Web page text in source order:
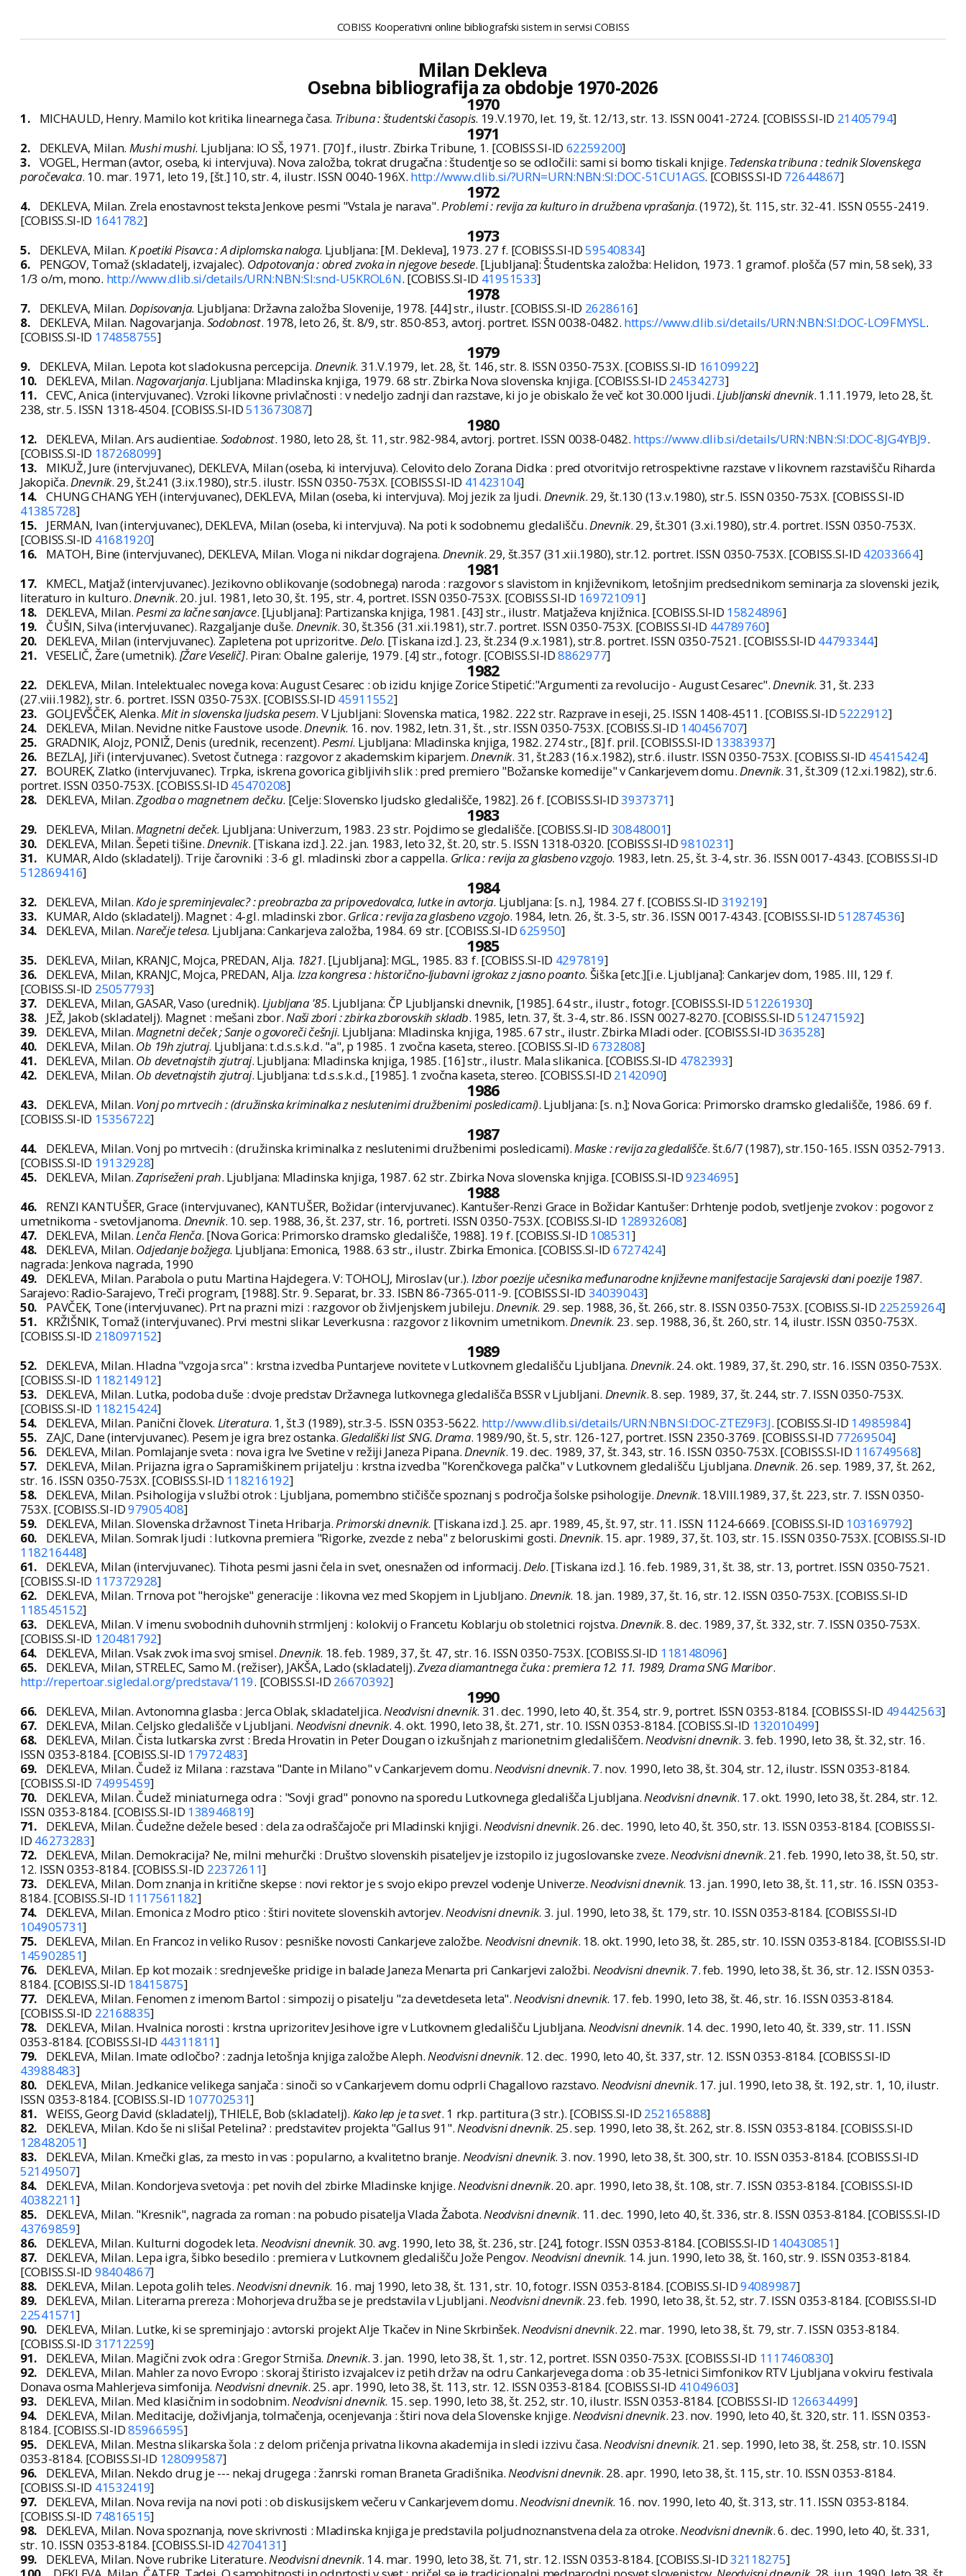
COBISS Kooperativni online bibliografski sistem in servisi COBISS
Milan Dekleva
Osebna bibliografija za obdobje 1970-2026
1970
1. MICHAULD, Henry. Mamilo kot kritika linearnega časa. Tribuna : študentski časopis. 19.V.1970, let. 19, št. 12/13, str. 13. ISSN 0041-2724. [COBISS.SI-ID 21405794]
1971
2. DEKLEVA, Milan. Mushi mushi. Ljubljana: IO SŠ, 1971. [70] f., ilustr. Zbirka Tribune, 1. [COBISS.SI-ID 62259200]
3. VOGEL, Herman (avtor, oseba, ki intervjuva). Nova založba, tokrat drugačna : študentje so se odločili: sami si bomo tiskali knjige. Tedenska tribuna : tednik Slovenskega
poročevalca. 10. mar. 1971, leto 19, [št.] 10, str. 4, ilustr. ISSN 0040-196X. http://www.dlib.si/?URN=URN:NBN:SI:DOC-51CU1AGS. [COBISS.SI-ID 72644867]
1972
4. DEKLEVA, Milan. Zrela enostavnost teksta Jenkove pesmi "Vstala je narava".Problemi : revija za kulturo in družbena vprašanja. (1972), št. 115, str. 32-41. ISSN 0555-2419.
[COBISS.SI-ID 1641782]
1973
5. DEKLEVA, Milan. K poetiki Pisavca : A diplomska naloga. Ljubljana: [M. Dekleva], 1973. 27 f. [COBISS.SI-ID59540834]
6.
PENGOV, Tomaž (skladatelj, izvajalec). Odpotovanja : obred zvoka in njegove besede. [Ljubljana]: Študentska založba: Helidon, 1973. 1 gramof. plošča (57 min, 58 sek), 33
1/3 o/m, mono. http://www.dlib.si/details/URN:NBN:SI:snd-U5KROL6N. [COBISS.SI-ID 41951533]
1978
7. DEKLEVA, Milan. Dopisovanja. Ljubljana: Državna založba Slovenije, 1978. [44] str., ilustr. [COBISS.SI-ID 2628616]
8.
DEKLEVA, Milan. Nagovarjanja. Sodobnost. 1978, leto 26, št. 8/9, str. 850-853, avtorj. portret. ISSN 0038-0482. https://www.dlib.si/details/URN:NBN:SI:DOC-LO9FMYSL.
[COBISS.SI-ID 174858755]
1979
9. DEKLEVA, Milan. Lepota kot sladokusna percepcija. Dnevnik. 31.V.1979, let. 28, št. 146, str. 8. ISSN 0350-753X. [COBISS.SI-ID 16109922]
10.
DEKLEVA, Milan.Nagovarjanja. Ljubljana: Mladinska knjiga, 1979. 68 str. Zbirka Nova slovenska knjiga. [COBISS.SI-ID 24534273]
11. CEVC, Anica (intervjuvanec). Vzroki likovne privlačnosti : v nedeljo zadnji dan razstave, ki jo je obiskalo že več kot 30.000 ljudi.Ljubljanski dnevnik. 1.11.1979, leto 28, št.
238, str. 5. ISSN 1318-4504. [COBISS.SI-ID513673087]
1980
12. DEKLEVA, Milan. Ars audientiae. Sodobnost. 1980, leto 28, št. 11, str. 982-984, avtorj. portret. ISSN 0038-0482. https://www.dlib.si/details/URN:NBN:SI:DOC-8JG4YBJ9.
[COBISS.SI-ID 187268099]
13.
MIKUŽ, Jure (intervjuvanec), DEKLEVA, Milan (oseba, ki intervjuva). Celovito delo Zorana Didka : pred otvoritvijo retrospektivne razstave v likovnem razstavišču Riharda
Jakopiča.Dnevnik. 29, št.241 (3.ix.1980), str.5. ilustr. ISSN 0350-753X. [COBISS.SI-ID 41423104]
14. CHUNG CHANG YEH (intervjuvanec), DEKLEVA, Milan (oseba, ki intervjuva). Moj jezik za ljudi. Dnevnik. 29, št.130 (13.v.1980), str.5. ISSN 0350-753X. [COBISS.SI-ID
41385728]
15.
JERMAN, Ivan (intervjuvanec), DEKLEVA, Milan (oseba, ki intervjuva). Na poti k sodobnemu gledališču.Dnevnik. 29, št.301 (3.xi.1980), str.4. portret. ISSN 0350-753X.
[COBISS.SI-ID 41681920]
16.
MATOH, Bine (intervjuvanec), DEKLEVA, Milan. Vloga ni nikdar dograjena. Dnevnik. 29, št.357 (31.xii.1980), str.12. portret. ISSN 0350-753X. [COBISS.SI-ID 42033664]
1981
17.
KMECL, Matjaž (intervjuvanec). Jezikovno oblikovanje (sodobnega) naroda : razgovor s slavistom in književnikom, letošnjim predsednikom seminarja za slovenski jezik,
literaturo in kulturo.Dnevnik. 20. jul. 1981, leto 30, št. 195, str. 4, portret. ISSN 0350-753X. [COBISS.SI-ID 169721091]
18.
DEKLEVA, Milan.Pesmi za lačne sanjavce. [Ljubljana]: Partizanska knjiga, 1981. [43] str., ilustr. Matjaževa knjižnica. [COBISS.SI-ID 15824896]
19.
ČUŠIN, Silva (intervjuvanec). Razgaljanje duše. Dnevnik. 30, št.356 (31.xii.1981), str.7. portret. ISSN 0350-753X. [COBISS.SI-ID 44789760]
20.
DEKLEVA, Milan (intervjuvanec). Zapletena pot uprizoritve. Delo. [Tiskana izd.]. 23, št.234 (9.x.1981), str.8. portret. ISSN 0350-7521. [COBISS.SI-ID 44793344]
21. VESELIČ, Žare (umetnik). [Žare Veselič]. Piran: Obalne galerije, 1979. [4] str., fotogr. [COBISS.SI-ID8862977]
1982
22. DEKLEVA, Milan. Intelektualec novega kova: August Cesarec : ob izidu knjige Zorice Stipetić:"Argumenti za revolucijo - August Cesarec".Dnevnik. 31, št. 233
(27.viii.1982), str. 6. portret. ISSN 0350-753X. [COBISS.SI-ID 45911552]
23. GOLJEVŠČEK, Alenka.Mit in slovenska ljudska pesem. V Ljubljani: Slovenska matica, 1982. 222 str. Razprave in eseji, 25. ISSN 1408-4511. [COBISS.SI-ID5222912]
24.
DEKLEVA, Milan. Nevidne nitke Faustove usode.Dnevnik. 16. nov. 1982, letn. 31, št. , str. ISSN 0350-753X. [COBISS.SI-ID 140456707]
25. GRADNIK, Alojz, PONIŽ, Denis (urednik, recenzent).Pesmi. Ljubljana: Mladinska knjiga, 1982. 274 str., [8] f. pril. [COBISS.SI-ID 13383937]
26.
BEZLAJ, Jiři (intervjuvanec). Svetost čutnega : razgovor z akademskim kiparjem.Dnevnik. 31, št.283 (16.x.1982), str.6. ilustr. ISSN 0350-753X. [COBISS.SI-ID 45415424]
27.
BOUREK, Zlatko (intervjuvanec). Trpka, iskrena govorica gibljivih slik : pred premiero "Božanske komedije" v Cankarjevem domu.Dnevnik. 31, št.309 (12.xi.1982), str.6.
portret. ISSN 0350-753X. [COBISS.SI-ID 45470208]
28.
DEKLEVA, Milan.Zgodba o magnetnem dečku. [Celje: Slovensko ljudsko gledališče, 1982]. 26 f. [COBISS.SI-ID3937371]
1983
29. DEKLEVA, Milan.Magnetni deček. Ljubljana: Univerzum, 1983. 23 str. Pojdimo se gledališče. [COBISS.SI-ID 30848001]
30.
DEKLEVA, Milan. Šepeti tišine.Dnevnik. [Tiskana izd.]. 22. jan. 1983, leto 32, št. 20, str. 5. ISSN 1318-0320. [COBISS.SI-ID9810231]
31.
KUMAR, Aldo (skladatelj). Trije čarovniki : 3-6 gl. mladinski zbor a cappella. Grlica : revija za glasbeno vzgojo. 1983, letn. 25, št. 3-4, str. 36. ISSN 0017-4343. [COBISS.SI-ID
512869416]
1984
32. DEKLEVA, Milan.Kdo je spreminjevalec? : preobrazba za pripovedovalca, lutke in avtorja. Ljubljana: [s. n.], 1984. 27 f. [COBISS.SI-ID 319219]
33.
KUMAR, Aldo (skladatelj). Magnet : 4-gl. mladinski zbor. Grlica : revija za glasbeno vzgojo. 1984, letn. 26, št. 3-5, str. 36. ISSN 0017-4343. [COBISS.SI-ID512874536]
34.
DEKLEVA, Milan.Narečje telesa. Ljubljana: Cankarjeva založba, 1984. 69 str. [COBISS.SI-ID625950]
1985
35. DEKLEVA, Milan, KRANJC, Mojca, PREDAN, Alja. 1821. [Ljubljana]: MGL, 1985. 83 f. [COBISS.SI-ID 4297819]
36.
DEKLEVA, Milan, KRANJC, Mojca, PREDAN, Alja. Izza kongresa : historično-ljubavni igrokaz z jasno poanto. Šiška [etc.][i.e. Ljubljana]: Cankarjev dom, 1985. III, 129 f.
[COBISS.SI-ID 25057793]
37.
DEKLEVA, Milan, GASAR, Vaso (urednik). Ljubljana '85. Ljubljana: ČP Ljubljanski dnevnik, [1985]. 64 str., ilustr., fotogr. [COBISS.SI-ID512261930]
38.
JEŽ, Jakob (skladatelj). Magnet : mešani zbor.Naši zbori : zbirka zborovskih skladb. 1985, letn. 37, št. 3-4, str. 86. ISSN 0027-8270. [COBISS.SI-ID512471592]
39.
DEKLEVA, Milan.Magnetni deček ; Sanje o govoreči češnji. Ljubljana: Mladinska knjiga, 1985. 67 str., ilustr. Zbirka Mladi oder. [COBISS.SI-ID363528]
40.
DEKLEVA, Milan. Ob 19h zjutraj. Ljubljana: t.d.s.s.k.d. "a", p 1985. 1 zvočna kaseta, stereo. [COBISS.SI-ID 6732808]
41.
DEKLEVA, Milan. Ob devetnajstih zjutraj. Ljubljana: Mladinska knjiga, 1985. [16] str., ilustr. Mala slikanica. [COBISS.SI-ID 4782393]
42.
DEKLEVA, Milan. Ob devetnajstih zjutraj. Ljubljana: t.d.s.s.k.d., [1985]. 1 zvočna kaseta, stereo. [COBISS.SI-ID 2142090]
1986
43. DEKLEVA, Milan. Vonj po mrtvecih : (družinska kriminalka z neslutenimi družbenimi posledicami). Ljubljana: [s. n.]; Nova Gorica: Primorsko dramsko gledališče, 1986. 69 f.
[COBISS.SI-ID 15356722]
1987
44. DEKLEVA, Milan. Vonj po mrtvecih : (družinska kriminalka z neslutenimi družbenimi posledicami).Maske : revija za gledališče. št.6/7 (1987), str.150-165. ISSN 0352-7913.
[COBISS.SI-ID 19132928]
45.
DEKLEVA, Milan.Zapriseženi prah. Ljubljana: Mladinska knjiga, 1987. 62 str. Zbirka Nova slovenska knjiga. [COBISS.SI-ID9234695]
1988
46.
RENZI KANTUŠER, Grace (intervjuvanec), KANTUŠER, Božidar (intervjuvanec). Kantušer-Renzi Grace in Božidar Kantušer: Drhtenje podob, svetljenje zvokov : pogovor z
umetnikoma - svetovljanoma. Dnevnik. 10. sep. 1988, 36, št. 237, str. 16, portreti. ISSN 0350-753X. [COBISS.SI-ID 128932608]
47.
DEKLEVA, Milan.Lenča Flenča. [Nova Gorica: Primorsko dramsko gledališče, 1988]. 19 f. [COBISS.SI-ID 108531]
48.
DEKLEVA, Milan. Odjedanje božjega. Ljubljana: Emonica, 1988. 63 str., ilustr. Zbirka Emonica. [COBISS.SI-ID 6727424]
nagrada: Jenkova nagrada, 1990
49.
DEKLEVA, Milan. Parabola o putu Martina Hajdegera. V: TOHOLJ, Miroslav (ur.). Izbor poezije učesnika međunarodne književne manifestacije Sarajevski dani poezije 1987.
Sarajevo: Radio-Sarajevo, Treči program, [1988]. Str. 9. Separat, br. 33. ISBN 86-7365-011-9. [COBISS.SI-ID 34039043]
50.
PAVČEK, Tone (intervjuvanec). Prt na prazni mizi : razgovor ob življenjskem jubileju.Dnevnik. 29. sep. 1988, 36, št. 266, str. 8. ISSN 0350-753X. [COBISS.SI-ID 225259264]
51.
KRŽIŠNIK, Tomaž (intervjuvanec). Prvi mestni slikar Leverkusna : razgovor z likovnim umetnikom.Dnevnik. 23. sep. 1988, 36, št. 260, str. 14, ilustr. ISSN 0350-753X.
[COBISS.SI-ID 218097152]
1989
52. DEKLEVA, Milan. Hladna "vzgoja srca" : krstna izvedba Puntarjeve novitete v Lutkovnem gledališču Ljubljana. Dnevnik. 24. okt. 1989, 37, št. 290, str. 16. ISSN 0350-753X.
[COBISS.SI-ID 118214912]
53.
DEKLEVA, Milan. Lutka, podoba duše : dvoje predstav Državnega lutkovnega gledališča BSSR v Ljubljani. Dnevnik. 8. sep. 1989, 37, št. 244, str. 7. ISSN 0350-753X.
[COBISS.SI-ID 118215424]
54.
DEKLEVA, Milan. Panični človek. Literatura. 1, št.3 (1989), str.3-5. ISSN 0353-5622. http://www.dlib.si/details/URN:NBN:SI:DOC-ZTEZ9F3J. [COBISS.SI-ID 14985984]
55.
ZAJC, Dane (intervjuvanec). Pesem je igra brez ostanka. Gledališki list SNG. Drama. 1989/90, št. 5, str. 126-127, portret. ISSN 2350-3769. [COBISS.SI-ID 77269504]
56.
DEKLEVA, Milan. Pomlajanje sveta : nova igra Ive Svetine v režiji Janeza Pipana.Dnevnik. 19. dec. 1989, 37, št. 343, str. 16. ISSN 0350-753X. [COBISS.SI-ID 116749568]
57.
DEKLEVA, Milan. Prijazna igra o Sapramiškinem prijatelju : krstna izvedba "Korenčkovega palčka" v Lutkovnem gledališču Ljubljana.Dnevnik. 26. sep. 1989, 37, št. 262,
str. 16. ISSN 0350-753X. [COBISS.SI-ID 118216192]
58.
DEKLEVA, Milan. Psihologija v službi otrok : Ljubljana, pomembno stičišče spoznanj s področja šolske psihologije.Dnevnik. 18.VIII.1989, 37, št. 223, str. 7. ISSN 0350-
753X. [COBISS.SI-ID97905408]
59.
DEKLEVA, Milan. Slovenska državnost Tineta Hribarja.Primorski dnevnik. [Tiskana izd.]. 25. apr. 1989, 45, št. 97, str. 11. ISSN 1124-6669. [COBISS.SI-ID 103169792]
60.
DEKLEVA, Milan. Somrak ljudi : lutkovna premiera "Rigorke, zvezde z neba" z beloruskimi gosti. Dnevnik. 15. apr. 1989, 37, št. 103, str. 15. ISSN 0350-753X. [COBISS.SI-ID
118216448]
61.
DEKLEVA, Milan (intervjuvanec). Tihota pesmi jasni čela in svet, onesnažen od informacij.Delo. [Tiskana izd.]. 16. feb. 1989, 31, št. 38, str. 13, portret. ISSN 0350-7521.
[COBISS.SI-ID 117372928]
62.
DEKLEVA, Milan. Trnova pot "herojske" generacije : likovna vez med Skopjem in Ljubljano. Dnevnik. 18. jan. 1989, 37, št. 16, str. 12. ISSN 0350-753X. [COBISS.SI-ID
118545152]
63.
DEKLEVA, Milan. V imenu svobodnih duhovnih strmljenj : kolokvij o Francetu Koblarju ob stoletnici rojstva.Dnevnik. 8. dec. 1989, 37, št. 332, str. 7. ISSN 0350-753X.
[COBISS.SI-ID 120481792]
64.
DEKLEVA, Milan. Vsak zvok ima svoj smisel.Dnevnik. 18. feb. 1989, 37, št. 47, str. 16. ISSN 0350-753X. [COBISS.SI-ID 118148096]
65.
DEKLEVA, Milan, STRELEC, Samo M. (režiser), JAKŠA, Lado (skladatelj).Zveza diamantnega čuka : premiera 12. 11. 1989, Drama SNG Maribor.
http://repertoar.sigledal.org/predstava/119. [COBISS.SI-ID 26670392]
1990
66. DEKLEVA, Milan. Avtonomna glasba : Jerca Oblak, skladateljica.Neodvisni dnevnik. 31. dec. 1990, leto 40, št. 354, str. 9, portret. ISSN 0353-8184. [COBISS.SI-ID 49442563]
67.
DEKLEVA, Milan. Celjsko gledališče v Ljubljani. Neodvisni dnevnik. 4. okt. 1990, leto 38, št. 271, str. 10. ISSN 0353-8184. [COBISS.SI-ID 132010499]
68.
DEKLEVA, Milan. Čista lutkarska zvrst : Breda Hrovatin in Peter Dougan o izkušnjah z marionetnim gledališčem.Neodvisni dnevnik. 3. feb. 1990, leto 38, št. 32, str. 16.
ISSN 0353-8184. [COBISS.SI-ID 17972483]
69.
DEKLEVA, Milan. Čudež iz Milana : razstava "Dante in Milano" v Cankarjevem domu.Neodvisni dnevnik. 7. nov. 1990, leto 38, št. 304, str. 12, ilustr. ISSN 0353-8184.
[COBISS.SI-ID 74995459]
70.
DEKLEVA, Milan. Čudež miniaturnega odra : "Sovji grad" ponovno na sporedu Lutkovnega gledališča Ljubljana.Neodvisni dnevnik. 17. okt. 1990, leto 38, št. 284, str. 12.
ISSN 0353-8184. [COBISS.SI-ID 138946819]
71.
DEKLEVA, Milan. Čudežne dežele besed : dela za odraščajoče pri Mladinski knjigi.Neodvisni dnevnik. 26. dec. 1990, leto 40, št. 350, str. 13. ISSN 0353-8184. [COBISS.SI-
ID 46273283]
72.
DEKLEVA, Milan. Demokracija? Ne, milni mehurčki : Društvo slovenskih pisateljev je izstopilo iz jugoslovanske zveze.Neodvisni dnevnik. 21. feb. 1990, leto 38, št. 50, str.
12. ISSN 0353-8184. [COBISS.SI-ID 22372611]
73.
DEKLEVA, Milan. Dom znanja in kritične skepse : novi rektor je s svojo ekipo prevzel vodenje Univerze.Neodvisni dnevnik. 13. jan. 1990, leto 38, št. 11, str. 16. ISSN 0353-
8184. [COBISS.SI-ID 1117561182]
74.
DEKLEVA, Milan. Emonica z Modro ptico : štiri novitete slovenskih avtorjev.Neodvisni dnevnik. 3. jul. 1990, leto 38, št. 179, str. 10. ISSN 0353-8184. [COBISS.SI-ID
104905731]
75.
DEKLEVA, Milan. En Francoz in veliko Rusov : pesniške novosti Cankarjeve založbe. Neodvisni dnevnik. 18. okt. 1990, leto 38, št. 285, str. 10. ISSN 0353-8184. [COBISS.SI-ID
145902851]
76.
DEKLEVA, Milan. Ep kot mozaik : srednjeveške pridige in balade Janeza Menarta pri Cankarjevi založbi. Neodvisni dnevnik. 7. feb. 1990, leto 38, št. 36, str. 12. ISSN 0353-
8184. [COBISS.SI-ID 18415875]
77.
DEKLEVA, Milan. Fenomen z imenom Bartol : simpozij o pisatelju "za devetdeseta leta".Neodvisni dnevnik. 17. feb. 1990, leto 38, št. 46, str. 16. ISSN 0353-8184.
[COBISS.SI-ID 22168835]
78.
DEKLEVA, Milan. Hvalnica norosti : krstna uprizoritev Jesihove igre v Lutkovnem gledališču Ljubljana. Neodvisni dnevnik. 14. dec. 1990, leto 40, št. 339, str. 11. ISSN
0353-8184. [COBISS.SI-ID 44311811]
79.
DEKLEVA, Milan. Imate odločbo? : zadnja letošnja knjiga založbe Aleph.Neodvisni dnevnik. 12. dec. 1990, leto 40, št. 337, str. 12. ISSN 0353-8184. [COBISS.SI-ID
43988483]
80.
DEKLEVA, Milan. Jedkanice velikega sanjača : sinoči so v Cankarjevem domu odprli Chagallovo razstavo. Neodvisni dnevnik. 17. jul. 1990, leto 38, št. 192, str. 1, 10, ilustr.
ISSN 0353-8184. [COBISS.SI-ID 107702531]
81. WEISS, Georg David (skladatelj), THIELE, Bob (skladatelj). Kako lep je ta svet. 1 rkp. partitura (3 str.). [COBISS.SI-ID 252165888]
82.
DEKLEVA, Milan. Kdo še ni slišal Petelina? : predstavitev projekta "Gallus 91".Neodvisni dnevnik. 25. sep. 1990, leto 38, št. 262, str. 8. ISSN 0353-8184. [COBISS.SI-ID
128482051]
83.
DEKLEVA, Milan. Kmečki glas, za mesto in vas : popularno, a kvalitetno branje. Neodvisni dnevnik. 3. nov. 1990, leto 38, št. 300, str. 10. ISSN 0353-8184. [COBISS.SI-ID
52149507]
84.
DEKLEVA, Milan. Kondorjeva svetovja : pet novih del zbirke Mladinske knjige.Neodvisni dnevnik. 20. apr. 1990, leto 38, št. 108, str. 7. ISSN 0353-8184. [COBISS.SI-ID
40382211]
85.
DEKLEVA, Milan. "Kresnik", nagrada za roman : na pobudo pisatelja Vlada Žabota.Neodvisni dnevnik. 11. dec. 1990, leto 40, št. 336, str. 8. ISSN 0353-8184. [COBISS.SI-ID
43769859]
86.
DEKLEVA, Milan. Kulturni dogodek leta. Neodvisni dnevnik. 30. avg. 1990, leto 38, št. 236, str. [24], fotogr. ISSN 0353-8184. [COBISS.SI-ID 140430851]
87.
DEKLEVA, Milan. Lepa igra, šibko besedilo : premiera v Lutkovnem gledališču Jože Pengov. Neodvisni dnevnik. 14. jun. 1990, leto 38, št. 160, str. 9. ISSN 0353-8184.
[COBISS.SI-ID 98404867]
88.
DEKLEVA, Milan. Lepota golih teles.Neodvisni dnevnik. 16. maj 1990, leto 38, št. 131, str. 10, fotogr. ISSN 0353-8184. [COBISS.SI-ID94089987]
89.
DEKLEVA, Milan. Literarna prereza : Mohorjeva družba se je predstavila v Ljubljani.Neodvisni dnevnik. 23. feb. 1990, leto 38, št. 52, str. 7. ISSN 0353-8184. [COBISS.SI-ID
22541571]
90.
DEKLEVA, Milan. Lutke, ki se spreminjajo : avtorski projekt Alje Tkačev in Nine Skrbinšek.Neodvisni dnevnik. 22. mar. 1990, leto 38, št. 79, str. 7. ISSN 0353-8184.
[COBISS.SI-ID 31712259]
91.
DEKLEVA, Milan. Magični zvok odra : Gregor Strniša. Dnevnik. 3. jan. 1990, leto 38, št. 1, str. 12, portret. ISSN 0350-753X. [COBISS.SI-ID 1117460830]
92.
DEKLEVA, Milan. Mahler za novo Evropo : skoraj štiristo izvajalcev iz petih držav na odru Cankarjevega doma : ob 35-letnici Simfonikov RTV Ljubljana v okviru festivala
Donava osma Mahlerjeva simfonija. Neodvisni dnevnik. 25. apr. 1990, leto 38, št. 113, str. 12. ISSN 0353-8184. [COBISS.SI-ID 41049603]
93.
DEKLEVA, Milan. Med klasičnim in sodobnim.Neodvisni dnevnik. 15. sep. 1990, leto 38, št. 252, str. 10, ilustr. ISSN 0353-8184. [COBISS.SI-ID 126634499]
94.
DEKLEVA, Milan. Meditacije, doživljanja, tolmačenja, ocenjevanja : štiri nova dela Slovenske knjige.Neodvisni dnevnik. 23. nov. 1990, leto 40, št. 320, str. 11. ISSN 0353-
8184. [COBISS.SI-ID85966595]
95.
DEKLEVA, Milan. Mestna slikarska šola : z delom pričenja privatna likovna akademija in sledi izzivu časa.Neodvisni dnevnik. 21. sep. 1990, leto 38, št. 258, str. 10. ISSN
0353-8184. [COBISS.SI-ID 128099587]
96.
DEKLEVA, Milan. Nekdo drug je --- nekaj drugega : žanrski roman Braneta Gradišnika.Neodvisni dnevnik. 28. apr. 1990, leto 38, št. 115, str. 10. ISSN 0353-8184.
[COBISS.SI-ID 41532419]
97.
DEKLEVA, Milan. Nova revija na novi poti : ob diskusijskem večeru v Cankarjevem domu.Neodvisni dnevnik. 16. nov. 1990, leto 40, št. 313, str. 11. ISSN 0353-8184.
[COBISS.SI-ID 74816515]
98.
DEKLEVA, Milan. Nova spoznanja, nove skrivnosti : Mladinska knjiga je predstavila poljudnoznanstvena dela za otroke.Neodvisni dnevnik. 6. dec. 1990, leto 40, št. 331,
str. 10. ISSN 0353-8184. [COBISS.SI-ID 42704131]
99.
DEKLEVA, Milan. Nove rubrike Literature.Neodvisni dnevnik. 14. mar. 1990, leto 38, št. 71, str. 12. ISSN 0353-8184. [COBISS.SI-ID32118275]